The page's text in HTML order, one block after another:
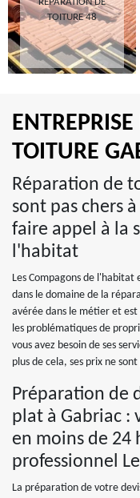
TOITURE 48
TOITURE
Réparation de
sont pas chers
faire appel à la
l'habitat
Les Compagons de l'habitat
dans le domaine de la
avérée dans le métier et
les problématiques de
vous avez besoin de ses
plus de cela, ses prix ne
Préparation de
plat à Gabriac :
en moins de 24
professionnel
La préparation de votre